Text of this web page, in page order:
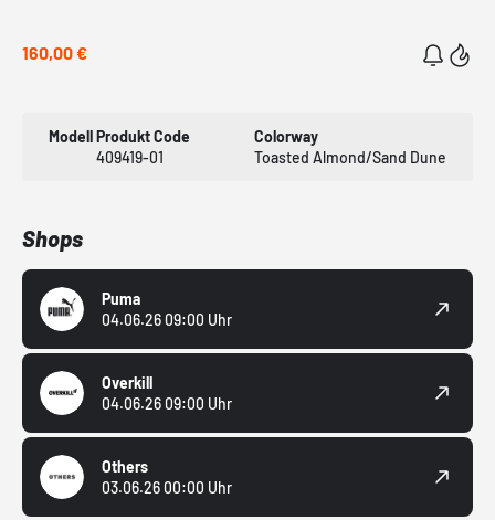
160,00 €
ModellProdukt Code
409419-01
Colorway
Toasted Almond/Sand Dune
Shops
Puma
04.06.26 09:00 Uhr
Overkill
04.06.26 09:00 Uhr
Others
03.06.26 00:00 Uhr